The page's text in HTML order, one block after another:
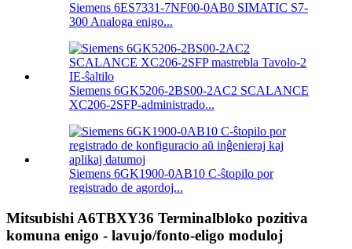
Siemens 6ES7331-7NF00-0AB0 SIMATIC S7-
300 Analoga enigo...
Siemens 6GK5206-2BS00-2AC2 SCALANCE
XC206-2SFP-administrado...
Siemens 6GK1900-0AB10 C-ŝtopilo por
registrado de agordoj...
Mitsubishi A6TBXY36 Terminalbloko pozitiva
komuna enigo - lavujo/fonto-eligo moduloj